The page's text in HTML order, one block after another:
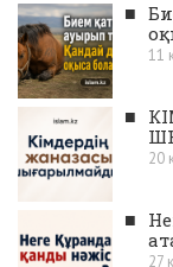
■
11
■
20
■
27